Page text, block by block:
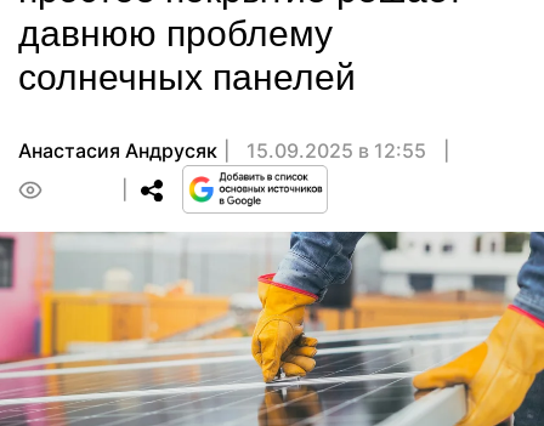
давнюю проблему
солнечных панелей
Анастасия Андрусяк
15.09.2025 в 12:55